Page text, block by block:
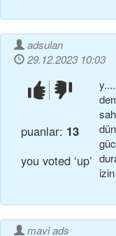
adsulan
29.12.2023 10:03
beğendim!beğenmedim!
puanlar: 13
you voted ‘up’
mavi ads